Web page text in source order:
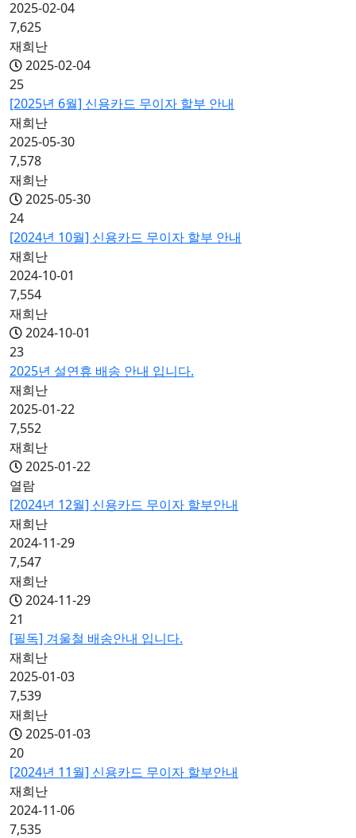
2025-02-04
7,625
재희난
2025-02-04
25
[2025년 6월] 신용카드 무이자 할부 안내
재희난
2025-05-30
7,578
재희난
2025-05-30
24
[2024년 10월] 신용카드 무이자 할부 안내
재희난
2024-10-01
7,554
재희난
2024-10-01
23
2025년 설연휴 배송 안내 입니다.
재희난
2025-01-22
7,552
재희난
2025-01-22
열람
[2024년 12월] 신용카드 무이자 할부안내
재희난
2024-11-29
7,547
재희난
2024-11-29
21
[필독] 겨울철 배송안내 입니다.
재희난
2025-01-03
7,539
재희난
2025-01-03
20
[2024년 11월] 신용카드 무이자 할부안내
재희난
2024-11-06
7,535